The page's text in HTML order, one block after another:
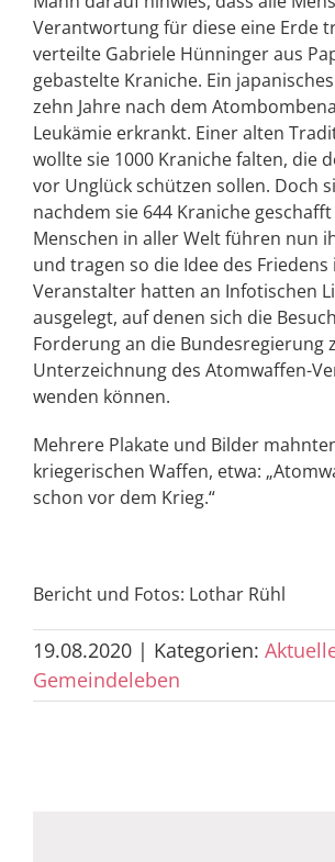
Verantwortung für diese eine Erde
verteilte Gabriele Hünninger aus
gebastelte Kraniche. Ein
zehn Jahre nach dem
Leukämie erkrankt. Einer alten
wollte sie 1000 Kraniche falten, die
vor Unglück schützen sollen. Doch
nachdem sie 644 Kraniche
Menschen in aller Welt führen nun
und tragen so die Idee des Friedens
Veranstalter hatten an Infotischen
ausgelegt, auf denen sich die
Forderung an die Bundesregierung
Unterzeichnung des Atomwaffen-
wenden können.
Mehrere Plakate und Bilder
kriegerischen Waffen, etwa:
schon vor dem Krieg.“
Bericht und Fotos: Lothar Rühl
19.08.2020 | Kategorien:
Gemeindeleben